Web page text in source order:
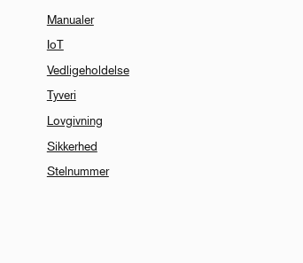
Manualer
IoT
Vedligeholdelse
Tyveri
Lovgivning
Sikkerhed
Stelnummer